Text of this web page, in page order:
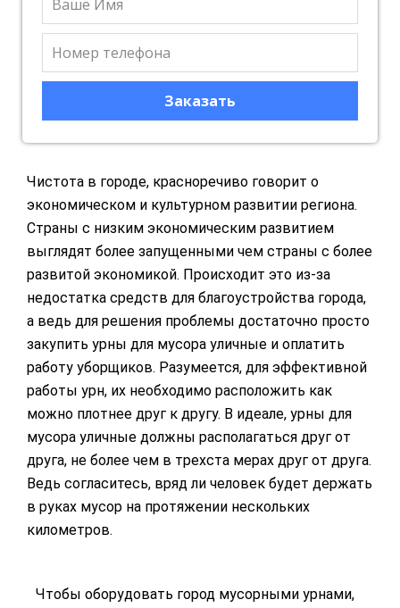
Чистота в городе, красноречиво говорит о
экономическом и культурном развитии региона.
Страны с низким экономическим развитием
выглядят более запущенными чем страны с более
развитой экономикой. Происходит это из-за
недостатка средств для благоустройства города,
а ведь для решения проблемы достаточно просто
закупить урны для мусора уличные и оплатить
работу уборщиков. Разумеется, для эффективной
работы урн, их необходимо расположить как
можно плотнее друг к другу. В идеале, урны для
мусора уличные должны располагаться друг от
друга, не более чем в трехста мерах друг от друга.
Ведь согласитесь, вряд ли человек будет держать
в руках мусор на протяжении нескольких
километров.
Чтобы оборудовать город мусорными урнами,